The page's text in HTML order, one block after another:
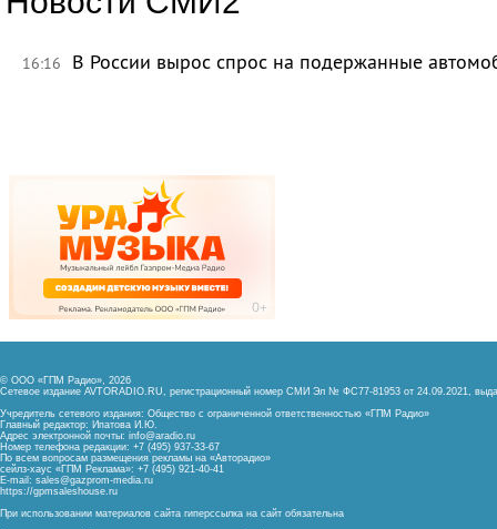
16:16 В России вырос спрос на подержанные
© ООО «ГПМ Радио», 2026
Сетевое издание AVTORADIO.RU, регистрационный номер СМИ Эл № ФС77-81953 от 24.09.2021,
Учредитель сетевого издания: Общество с ограниченной ответственностью «ГПМ Радио»
Главный редактор: Ипатова И.Ю.
Адрес электронной почты: info@aradio.ru
Номер телефона редакции: +7 (495) 937-33-67
По всем вопросам размещения рекламы на «Авторадио»
сейлз-хаус «ГПМ Реклама»: +7 (495) 921-40-41
E-mail: sales@gazprom-media.ru
https://gpmsaleshouse.ru
При использовании материалов сайта гиперссылка на сайт обязательна